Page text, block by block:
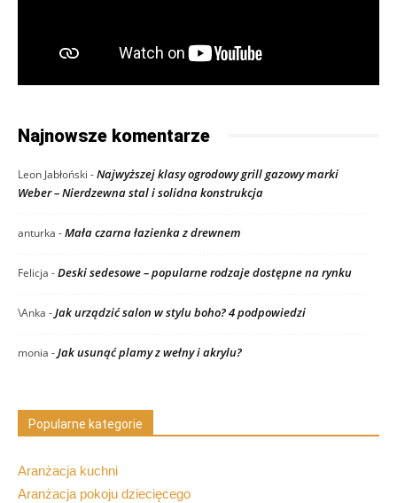
Najnowsze komentarze
Leon Jabłoński -Najwyższej klasy ogrodowy grill gazowy marki
Weber – Nierdzewna stal i solidna konstrukcja
anturka -Mała czarna łazienka z drewnem
Felicja -Deski sedesowe – popularne rodzaje dostępne na rynku
\Anka -Jak urządzić salon w stylu boho? 4 podpowiedzi
monia -Jak usunąć plamy z wełny i akrylu?
Popularne kategorie
Aranżacja kuchni
Aranżacja pokoju dziecięcego